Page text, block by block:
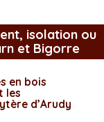
isolation ou
et Bigorre
en bois
les
d’Arudy